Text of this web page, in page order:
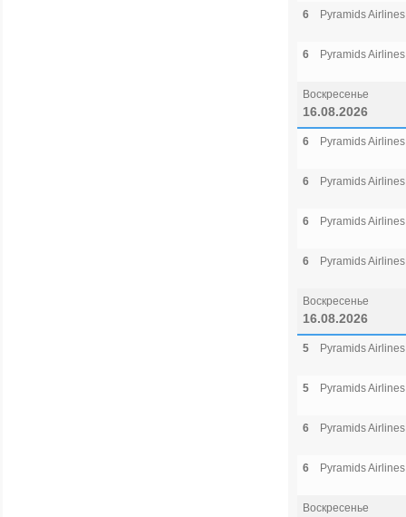
6 Pyramids Airlines
6 Pyramids Airlines
Воскресенье
16.08.2026
6 Pyramids Airlines
6 Pyramids Airlines
6 Pyramids Airlines
6 Pyramids Airlines
Воскресенье
16.08.2026
5 Pyramids Airlines
5 Pyramids Airlines
6 Pyramids Airlines
6 Pyramids Airlines
Воскресенье